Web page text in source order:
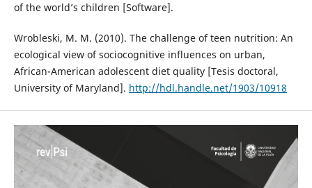
of the world’s children [Software].
Wrobleski, M. M. (2010). The challenge of teen nutrition: An
ecological view of sociocognitive influences on urban,
African-American adolescent diet quality [Tesis doctoral,
University of Maryland]. http://hdl.handle.net/1903/10918